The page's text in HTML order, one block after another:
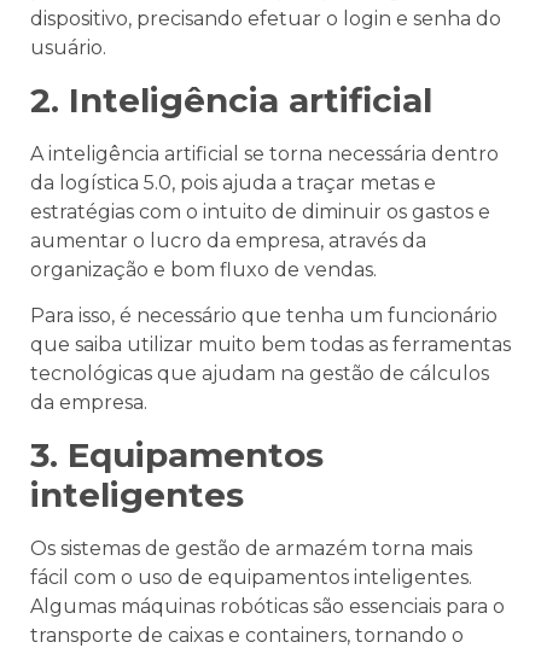
dispositivo, precisando efetuar o login e senha do
usuário.
2. Inteligência artificial
A inteligência artificial se torna necessária dentro
da logística 5.0, pois ajuda a traçar metas e
estratégias com o intuito de diminuir os gastos e
aumentar o lucro da empresa, através da
organização e bom fluxo de vendas.
Para isso, é necessário que tenha um funcionário
que saiba utilizar muito bem todas as ferramentas
tecnológicas que ajudam na gestão de cálculos
da empresa.
3. Equipamentos
inteligentes
Os sistemas de gestão de armazém torna mais
fácil com o uso de equipamentos inteligentes.
Algumas máquinas robóticas são essenciais para o
transporte de caixas e containers, tornando o